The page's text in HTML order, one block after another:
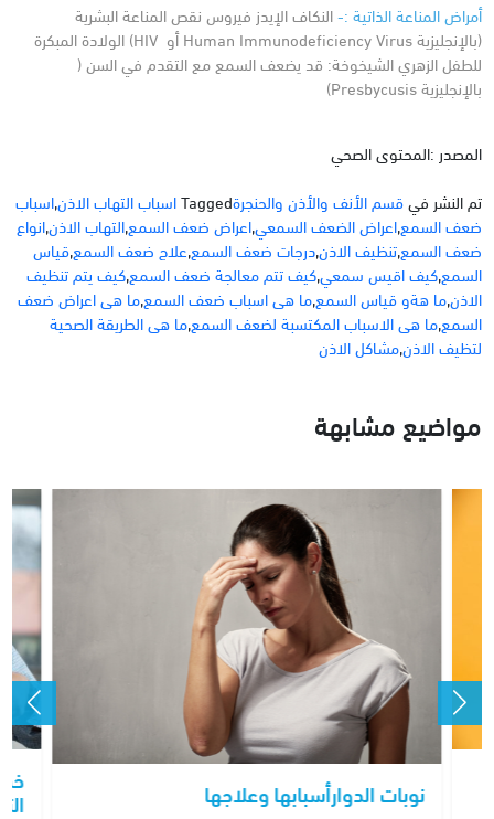
أمراض المناعة الذاتية :-النكافالإيدز فيروس نقص المناعة البشرية
(بالإنجليزية Human Immunodeficiency Virus أو HIV‏)
الولادة المبكرة
للطفل الزهريالشيخوخة: قد يضعف السمع مع التقدم في السن (
بالإنجليزية Presbycusis‏)
المصدر :المحتوى الصحي
تم النشر فيقسم الأنف والأذن والحنجرةTaggedاسباب التهاب الاذن,اسباب
ضعف السمع,اعراض الضعف السمعي,اعراض ضعف السمع,التهاب الاذن,انواع
ضعف السمع,تنظيف الاذن,درجات ضعف السمع,علاج ضعف السمع,قياس
السمع,كيف اقيس سمعي,كيف تتم معالجة ضعف السمع,كيف يتم تنظيف
الاذن,ما هةو قياس السمع,ما هى اسباب ضعف السمع,ما هى اعراض ضعف
السمع,ما هى الاسباب المكتسبة لضعف السمع,ما هى الطريقة الصحية
لتظيف الاذن,مشاكل الاذن
مواضيع مشابهة
نوبات الدوارأسبابها وعلاجها